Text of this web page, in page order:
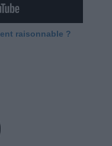
raisonnable ?